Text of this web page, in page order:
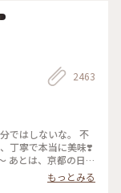
粉っぽくないと思
2463
ではしないな。 不
丁寧で本当に美味❣️
あとは、京都の日本
っぷ旅 #AWOMB #
もっとみる